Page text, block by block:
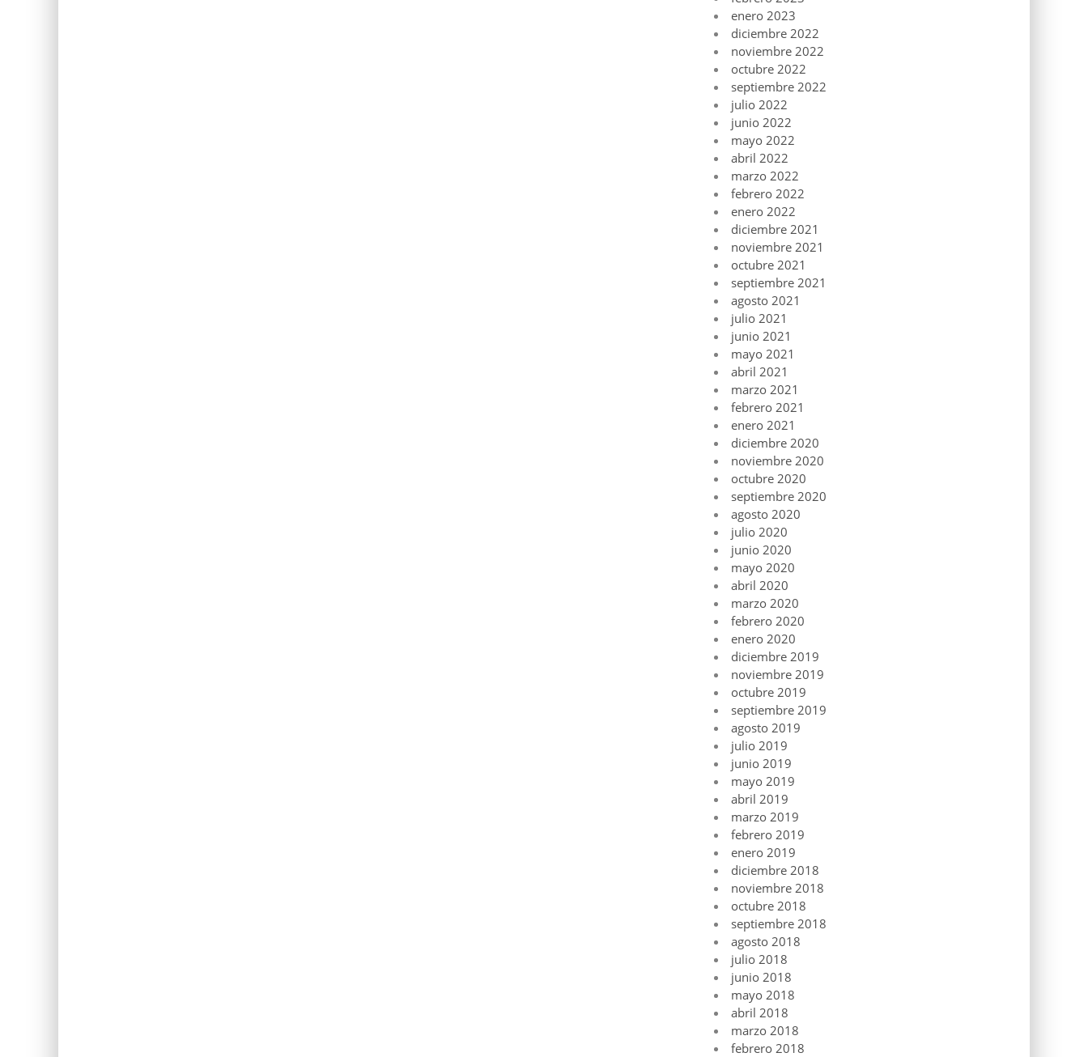
enero 2023
diciembre 2022
noviembre 2022
octubre 2022
septiembre 2022
julio 2022
junio 2022
mayo 2022
abril 2022
marzo 2022
febrero 2022
enero 2022
diciembre 2021
noviembre 2021
octubre 2021
septiembre 2021
agosto 2021
julio 2021
junio 2021
mayo 2021
abril 2021
marzo 2021
febrero 2021
enero 2021
diciembre 2020
noviembre 2020
octubre 2020
septiembre 2020
agosto 2020
julio 2020
junio 2020
mayo 2020
abril 2020
marzo 2020
febrero 2020
enero 2020
diciembre 2019
noviembre 2019
octubre 2019
septiembre 2019
agosto 2019
julio 2019
junio 2019
mayo 2019
abril 2019
marzo 2019
febrero 2019
enero 2019
diciembre 2018
noviembre 2018
octubre 2018
septiembre 2018
agosto 2018
julio 2018
junio 2018
mayo 2018
abril 2018
marzo 2018
febrero 2018